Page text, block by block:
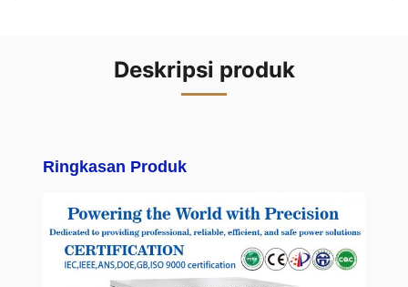
Deskripsi produk
Ringkasan Produk